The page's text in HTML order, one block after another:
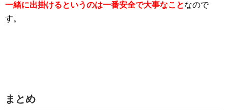
一緒に出掛けるというのは一番安全で大事なことなので
す。
まとめ